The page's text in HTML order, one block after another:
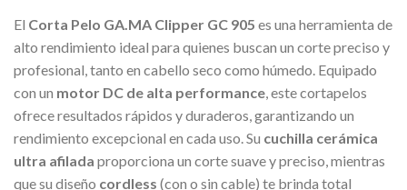
El Corta Pelo GA.MA Clipper GC 905 es una herramienta de
alto rendimiento ideal para quienes buscan un corte preciso y
profesional, tanto en cabello seco como húmedo. Equipado
con un motor DC de alta performance , este cortapelos
ofrece resultados rápidos y duraderos, garantizando un
rendimiento excepcional en cada uso. Su cuchilla cerámica
ultra afilada proporciona un corte suave y preciso, mientras
que su diseño cordless (con o sin cable) te brinda total